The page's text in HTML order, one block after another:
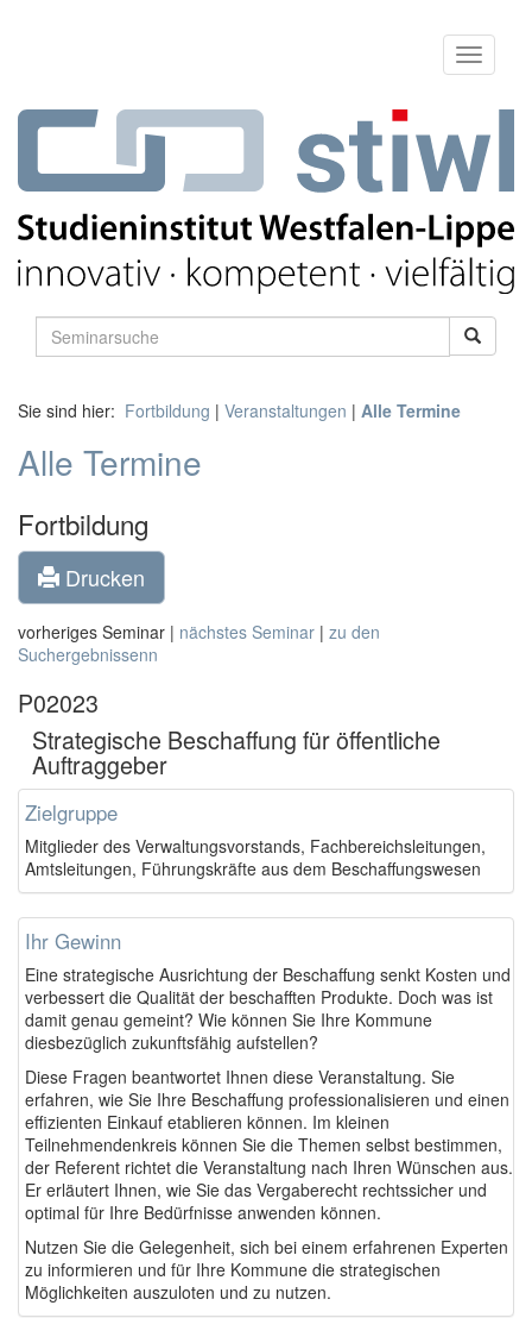
Sie sind hier: Fortbildung | Veranstaltungen | Alle Termine
Alle Termine
Fortbildung
Drucken
vorheriges Seminar | nächstes Seminar | zu den
Suchergebnissenn
P02023
Strategische Beschaffung für öffentliche
Auftraggeber
Zielgruppe
Mitglieder des Verwaltungsvorstands, Fachbereichsleitungen,
Amtsleitungen, Führungskräfte aus dem Beschaffungswesen
Ihr Gewinn
Eine strategische Ausrichtung der Beschaffung senkt Kosten und
verbessert die Qualität der beschafften Produkte. Doch was ist
damit genau gemeint? Wie können Sie Ihre Kommune
diesbezüglich zukunftsfähig aufstellen?
Diese Fragen beantwortet Ihnen diese Veranstaltung. Sie
erfahren, wie Sie Ihre Beschaffung professionalisieren und einen
effizienten Einkauf etablieren können. Im kleinen
Teilnehmendenkreis können Sie die Themen selbst bestimmen,
der Referent richtet die Veranstaltung nach Ihren Wünschen aus.
Er erläutert Ihnen, wie Sie das Vergaberecht rechtssicher und
optimal für Ihre Bedürfnisse anwenden können.
Nutzen Sie die Gelegenheit, sich bei einem erfahrenen Experten
zu informieren und für Ihre Kommune die strategischen
Möglichkeiten auszuloten und zu nutzen.